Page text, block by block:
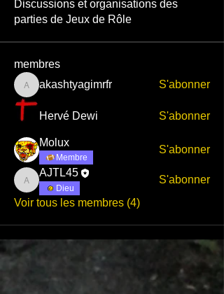
Discussions et organisations des
parties de Jeux de Rôle
membres
akashtyagimrfr
akashtyagimrfr S'abonner
Hervé Dewi S'abonner
Molux
Membre
S'abonner
AJTL45
AJTL45
Dieu
S'abonner
Voir tous les membres (4)